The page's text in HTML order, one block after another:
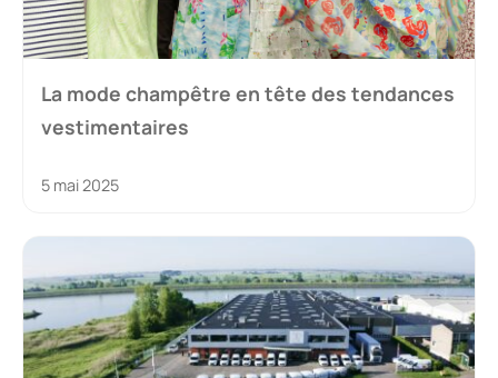
La mode champêtre en tête des tendances
vestimentaires
5 mai 2025